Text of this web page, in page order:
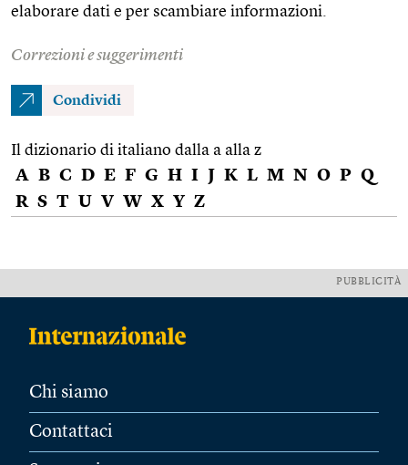
elaborare dati e per scambiare informazioni.
Correzioni e suggerimenti
Condividi
Il dizionario di italiano dalla a alla z
A B C D E F G H I J K L M N O P Q
R S T U V W X Y Z
PUBBLICITÀ
Chi siamo
Contattaci